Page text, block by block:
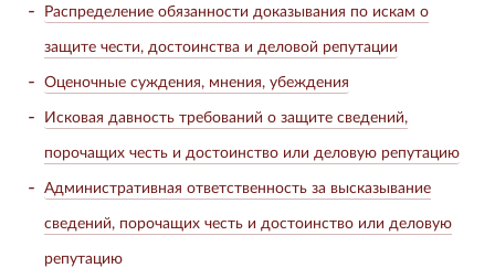
Распределение обязанности доказывания по искам о
защите чести, достоинства и деловой репутации
Оценочные суждения, мнения, убеждения
Исковая давность требований о защите сведений,
порочащих честь и достоинство или деловую репутацию
Административная ответственность за высказывание
сведений, порочащих честь и достоинство или деловую
репутацию